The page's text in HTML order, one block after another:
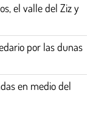
el valle del Ziz y
por las dunas
en medio del